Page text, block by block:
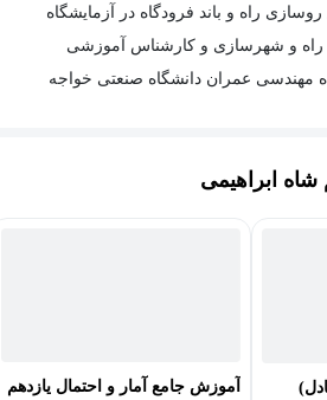
راه و باند فرودگاه در آزمایشگاه
راه و شهرسازی و کارشناس آموزشی
مهندسی عمران دانشگاه صنعتی خواجه
مهندسی و محاسبات عددی) دارند.
شاه ابراهیمی
آموزش جامع آمار و احتمال یازدهم